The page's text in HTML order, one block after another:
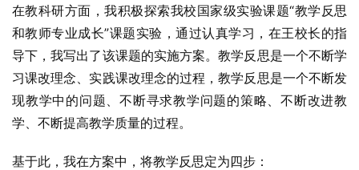
在教科研方面，我积极探索我校国家级实验课题“教学反思
和教师专业成长”课题实验，通过认真学习，在王校长的指
导下，我写出了该课题的实施方案。教学反思是一个不断学
习课改理念、实践课改理念的过程，教学反思是一个不断发
现教学中的问题、不断寻求教学问题的策略、不断改进教
学、不断提高教学质量的过程。
基于此，我在方案中，将教学反思定为四步：